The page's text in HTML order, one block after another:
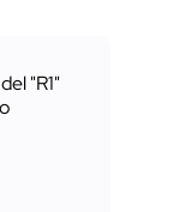
"R1"